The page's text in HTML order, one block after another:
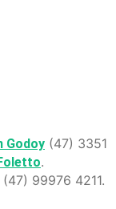
Godoy (47) 3351
.
(47) 99976 4211.